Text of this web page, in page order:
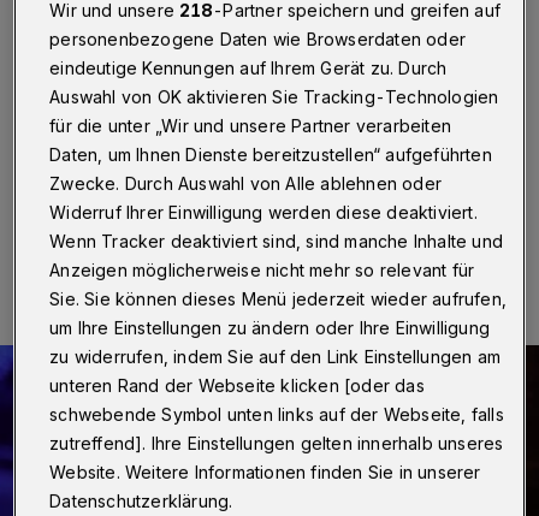
Wuppertal· Wegen der Schneelast auf den Bäumen
hat die Stadt Wuppertal die Nevigeser Straße am
Freitag (10. Januar 2025) zwischen Westfalenweg
und Gabelpunkt bergabwärts gesperrt.
10.01.2025 , 14:55 Uhr Eine Minute Lesezeit
Wir und unsere 218-Partner speichern und greifen auf
personenbezogene Daten wie Browserdaten oder
eindeutige Kennungen auf Ihrem Gerät zu. Durch
Auswahl von OK aktivieren Sie Tracking-Technologien
für die unter „Wir und unsere Partner verarbeiten
Daten, um Ihnen Dienste bereitzustellen“ aufgeführten
Zwecke. Durch Auswahl von Alle ablehnen oder
Widerruf Ihrer Einwilligung werden diese deaktiviert.
Wenn Tracker deaktiviert sind, sind manche Inhalte und
Anzeigen möglicherweise nicht mehr so relevant für
Sie. Sie können dieses Menü jederzeit wieder aufrufen,
um Ihre Einstellungen zu ändern oder Ihre Einwilligung
zu widerrufen, indem Sie auf den Link Einstellungen am
unteren Rand der Webseite klicken [oder das
schwebende Symbol unten links auf der Webseite, falls
zutreffend]. Ihre Einstellungen gelten innerhalb unseres
Website. Weitere Informationen finden Sie in unserer
Datenschutzerklärung.